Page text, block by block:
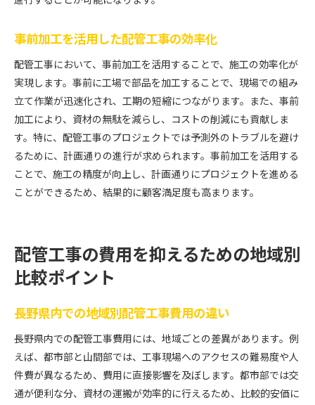
事前加工を活用した配管工事の効率化
配管工事において、事前加工を活用することで、施工の効率化が
実現します。事前に工場で部品を加工することで、現場での組み
立て作業が迅速化され、工期の短縮につながります。また、事前
加工により、資材の無駄を減らし、コストの削減にも貢献しま
す。特に、配管工事のプロジェクトでは予測外のトラブルを避け
るために、計画通りの進行が求められます。事前加工を活用する
ことで、施工の精度が向上し、計画通りにプロジェクトを進める
ことができるため、結果的に顧客満足度も高まります。
配管工事の費用を抑えるための地域別
比較ポイント
長野県内での地域別配管工事費用の違い
長野県内での配管工事費用には、地域ごとの差異があります。例
えば、都市部と山間部では、工事現場へのアクセスの難易度や人
件費が異なるため、費用に直接影響を及ぼします。都市部では交
通が便利な分、資材の運搬が効率的に行えるため、比較的安価に